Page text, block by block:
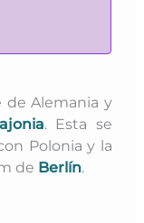
de Alemania y
. Esta se
Polonia y la
de Berlín.